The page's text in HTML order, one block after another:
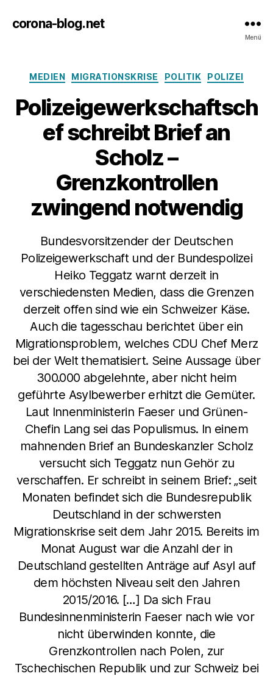
corona-blog.net
Menü
Kategorien
MEDIEN MIGRATIONSKRISE POLITIK POLIZEI
Polizeigewerkschaftsch
ef schreibt Brief an
Scholz –
Grenzkontrollen
zwingend notwendig
Bundesvorsitzender der Deutschen
Polizeigewerkschaft und der Bundespolizei
Heiko Teggatz warnt derzeit in
verschiedensten Medien, dass die Grenzen
derzeit offen sind wie ein Schweizer Käse.
Auch die tagesschau berichtet über ein
Migrationsproblem, welches CDU Chef Merz
bei der Welt thematisiert. Seine Aussage über
300.000 abgelehnte, aber nicht heim
geführte Asylbewerber erhitzt die Gemüter.
Laut Innenministerin Faeser und Grünen-
Chefin Lang sei das Populismus. In einem
mahnenden Brief an Bundeskanzler Scholz
versucht sich Teggatz nun Gehör zu
verschaffen. Er schreibt in seinem Brief: „seit
Monaten befindet sich die Bundesrepublik
Deutschland in der schwersten
Migrationskrise seit dem Jahr 2015. Bereits im
Monat August war die Anzahl der in
Deutschland gestellten Anträge auf Asyl auf
dem höchsten Niveau seit den Jahren
2015/2016. […] Da sich Frau
Bundesinnenministerin Faeser nach wie vor
nicht überwinden konnte, die
Grenzkontrollen nach Polen, zur
Tschechischen Republik und zur Schweiz bei